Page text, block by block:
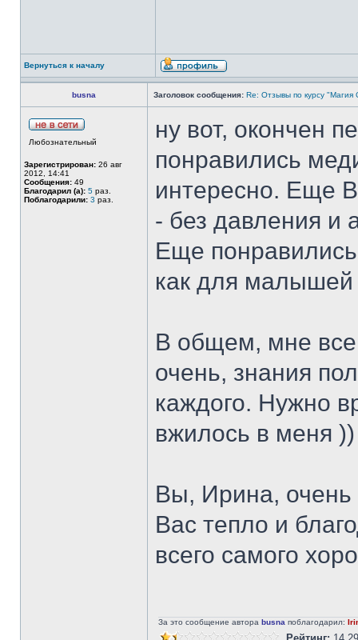
Вернуться к началу
busna Заголовок сообщения: Re: Отзывы по курсу "Магия
Любознательный
Зарегистрирован: 26 авг
2012, 14:41
Сообщения: 49
Благодарил (а): 5 раз.
Поблагодарили: 3 раз.
ну вот, окончен
понравились
интересно. Еще
- без давления и
Еще
как для малышей
В общем, мне все
очень, знания
каждого. Нужно
вжилось в меня ))
Вы, Ирина, очень
Вас тепло и
всего самого
За это сообщение автора busna поблагодарил: